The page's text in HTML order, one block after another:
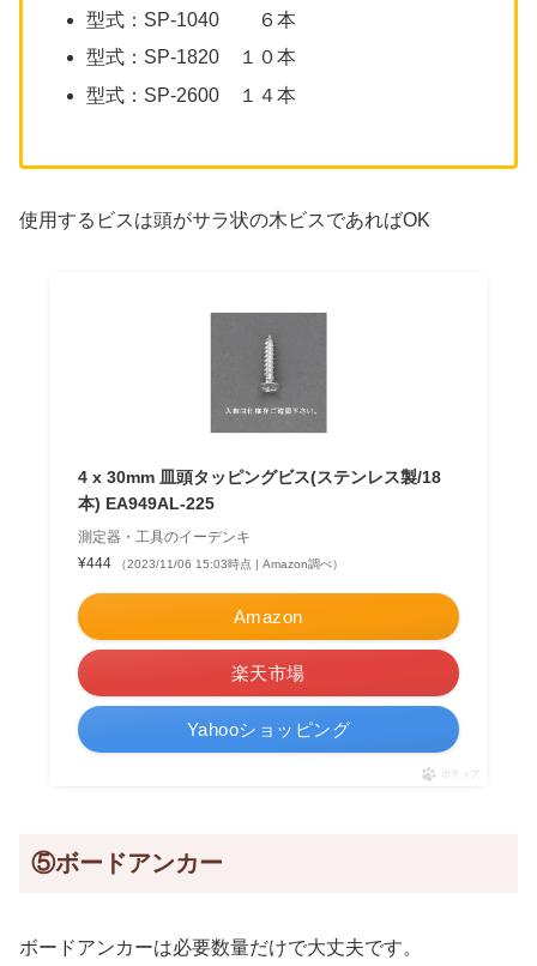
型式：SP-1040 ６本
型式：SP-1820 １０本
型式：SP-2600 １４本
使用するビスは頭がサラ状の木ビスであればOK
4 x 30mm 皿頭タッピングビス(ステンレス製/18
本) EA949AL-225
測定器・工具のイーデンキ
¥444
（2023/11/06 15:03時点 | Amazon調べ）
Amazon
楽天市場
Yahooショッピング
ポチップ
⑤ボードアンカー
ボードアンカーは必要数量だけで大丈夫です。